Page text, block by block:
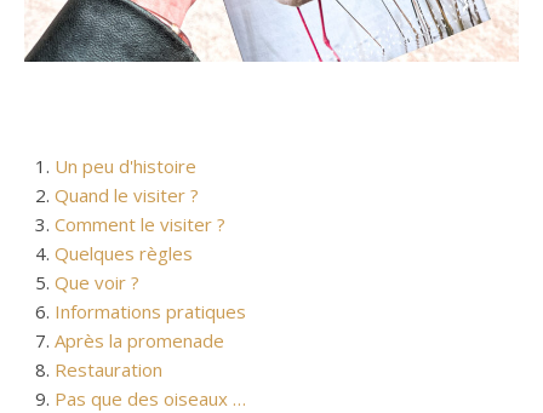
Un peu d'histoire
Quand le visiter ?
Comment le visiter ?
Quelques règles
Que voir ?
Informations pratiques
Après la promenade
Restauration
Pas que des oiseaux …